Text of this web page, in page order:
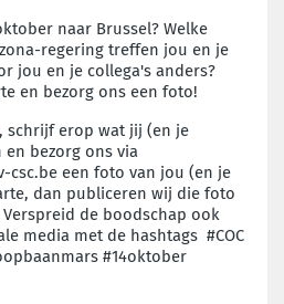
naar Brussel? Welke
regering treffen jou en je
jou en je collega's anders?
en bezorg ons een foto!
, schrijf erop wat jij (en je
bezorg ons via
csc.be een foto van jou (en je
dan publiceren wij die foto
de boodschap ook
media met de hashtags #COC
#14oktober